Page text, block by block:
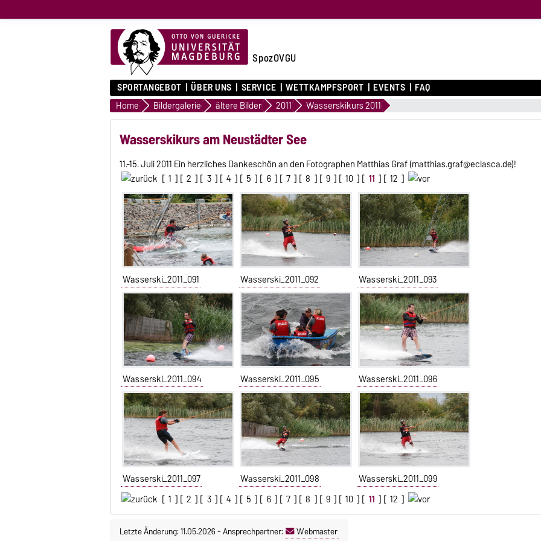
SpozOVGU
SPORTANGEBOT ÜBER UNS SERVICE WETTKAMPFSPORT EVENTS FAQ
Home Bildergalerie ältere Bilder 2011 Wasserskikurs 2011
Wasserskikurs am Neustädter See
11.-15. Juli 2011 Ein herzliches Dankeschön an den Fotographen Matthias Graf (matthias.graf@eclasca.de)!
[ 1 ] [ 2 ] [ 3 ] [ 4 ] [ 5 ] [ 6 ] [ 7 ] [ 8 ] [ 9 ] [ 10 ] [ 11 ] [ 12 ]
Wasserski_2011_091 Wasserski_2011_092 Wasserski_2011_093
Wasserski_2011_094 Wasserski_2011_095 Wasserski_2011_096
Wasserski_2011_097 Wasserski_2011_098
Wasserski_2011_099
[ 1 ] [ 2 ] [ 3 ] [ 4 ] [ 5 ] [ 6 ] [ 7 ] [ 8 ] [ 9 ] [ 10 ] [ 11 ] [ 12 ]
Letzte Änderung: 11.05.2026-Ansprechpartner: Webmaster